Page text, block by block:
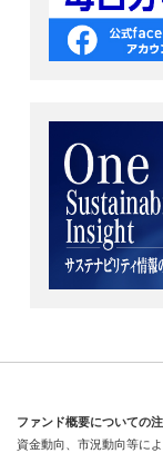
ファンド概要についての
資金動向、市況動向等に